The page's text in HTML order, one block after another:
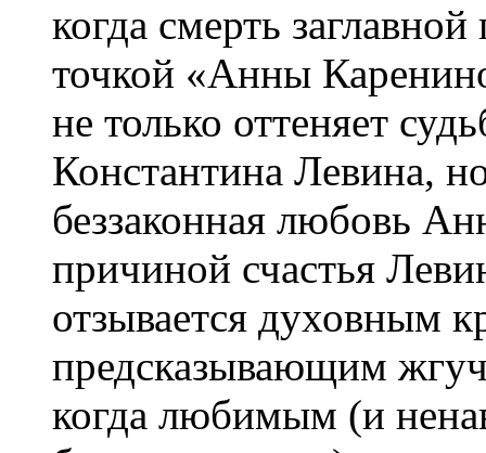
когда смерть
точкой «Анны
не только оттеняет
Константина Левина,
беззаконная любовь
причиной счастья
отзывается духовным
предсказывающим
когда любимым (и